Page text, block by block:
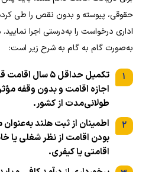
حقوقی، پیوسته و بدون نقص را طی
اداری درخواست را به‌درستی اجرا
به‌صورت گام به گام به شرح زیر است:
۱
تکمیل حداقل ۵
اجازه اقامت و بدون وقفه
طولانی‌مدت از کشور.
۲
اطمینان از ثبت هلند
بودن اقامت از نظر شغلی یا
اقامتی یا کیفری.